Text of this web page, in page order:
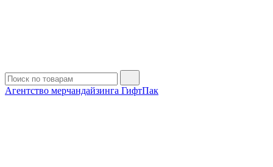
Агентство мерчандайзинга ГифтПак